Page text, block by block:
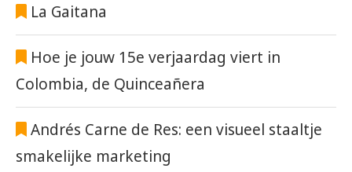
La Gaitana
Hoe je jouw 15e verjaardag viert in
Colombia, de Quinceañera
Andrés Carne de Res: een visueel staaltje
smakelijke marketing